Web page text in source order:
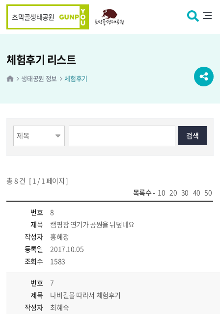
초막골생태공원
생태공원 정보 체험후기
체험후기 리스트
총 8 건 [ 1 / 1 페이지 ]
목록수 - 10 20 30 40 50
번호
8
제목
캠핑장 연기가 공원을 뒤덮네요
작성자
홍혜정
등록일
2017.10.05
조회수
1583
번호
7
제목
나비길을 따라서 체험후기
작성자
최혜숙